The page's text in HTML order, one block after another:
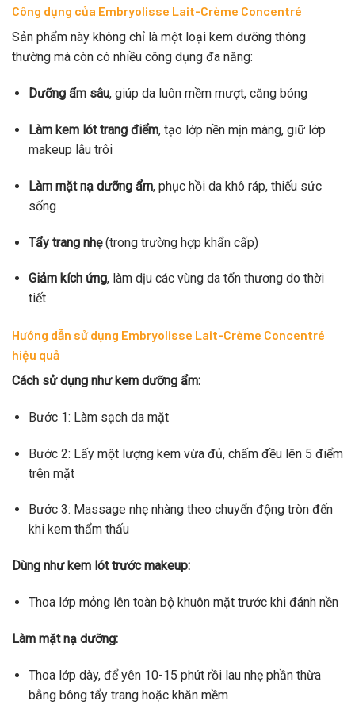
Công dụng của Embryolisse Lait-Crème Concentré
Sản phẩm này không chỉ là một loại kem dưỡng thông
thường mà còn có nhiều công dụng đa năng:
Dưỡng ẩm sâu, giúp da luôn mềm mượt, căng bóng
Làm kem lót trang điểm, tạo lớp nền mịn màng, giữ lớp
makeup lâu trôi
Làm mặt nạ dưỡng ẩm, phục hồi da khô ráp, thiếu sức
sống
Tẩy trang nhẹ(trong trường hợp khẩn cấp)
Giảm kích ứng, làm dịu các vùng da tổn thương do thời
tiết
Hướng dẫn sử dụng Embryolisse Lait-Crème Concentré
hiệu quả
Cách sử dụng như kem dưỡng ẩm:
Bước 1: Làm sạch da mặt
Bước 2: Lấy một lượng kem vừa đủ, chấm đều lên 5 điểm
trên mặt
Bước 3: Massage nhẹ nhàng theo chuyển động tròn đến
khi kem thẩm thấu
Dùng như kem lót trước makeup:
Thoa lớp mỏng lên toàn bộ khuôn mặt trước khi đánh nền
Làm mặt nạ dưỡng:
Thoa lớp dày, để yên 10-15 phút rồi lau nhẹ phần thừa
bằng bông tẩy trang hoặc khăn mềm